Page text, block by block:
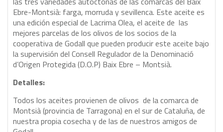
Ebre-Montsià: farga, morruda y sevillenca. Este aceite es
una edición especial de Lacrima Olea, el aceite de las
mejores parcelas de los olivos de los socios de la
cooperativa de Godall que pueden producir este aceite bajo
la supervisión del Consell Regulador de la Denominació
d’Origen Protegida (D.O.P) Baix Ebre – Montsià.
Detalles:
Todos los aceites provienen de olivos de la comarca de
Montsià (provincia de Tarragona) en el sur de Cataluña, de
nuestra propia cosecha y de las de nuestros amigos de